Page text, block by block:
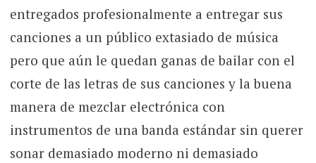
entregados profesionalmente a entregar sus
canciones a un público extasiado de música
pero que aún le quedan ganas de bailar con el
corte de las letras de sus canciones y la buena
manera de mezclar electrónica con
instrumentos de una banda estándar sin querer
sonar demasiado moderno ni demasiado